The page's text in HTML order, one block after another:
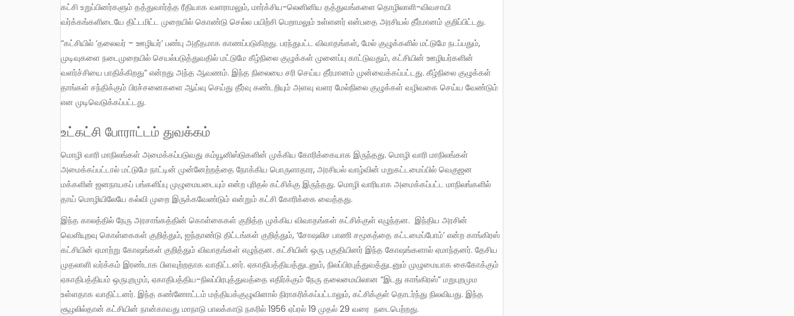
கட்சி உறுப்பினர்களும் தத்துவார்த்த ரீதியாக வளராமலும், மார்க்சிய-லெனினிய தத்துவங்களை தொழிலாளி-விவசாயி
வர்க்கங்களிடையே திட்டமிட்ட முறையில் கொண்டு செல்ல பயிற்சி பெறாமலும் உள்ளனர் என்பதை அரசியல் தீர்மானம் குறிப்பிட்டது.
“கட்சியில் ‘தலைவர் – ஊழியர்’ பண்பு அதீதமாக காணப்படுகிறது. பரந்துபட்ட விவாதங்கள், மேல் குழுக்களில் மட்டுமே நடப்பதும்,
முடிவுகளை நடைமுறையில் செயல்படுத்துவதில் மட்டுமே கீழ்நிலை குழுக்கள் முனைப்பு காட்டுவதும், கட்சியின் ஊழியர்களின்
வளர்ச்சியை பாதிக்கிறது” என்றது அந்த ஆவணம். இந்த நிலையை சரி செய்ய தீர்மானம் முன்வைக்கப்பட்டது. கீழ்நிலை குழுக்கள்
தாங்கள் சந்திக்கும் பிரச்சனைகளை ஆய்வு செய்து தீர்வு கண்டறியும் அளவு வளர மேல்நிலை குழுக்கள் வழிவகை செய்ய வேண்டும்
என முடிவெடுக்கப்பட்டது.
உட்கட்சி போராட்டம் துவக்கம்
மொழி வாரி மாநிலங்கள் அமைக்கப்படுவது கம்யூனிஸ்டுகளின் முக்கிய கோரிக்கையாக இருந்தது. மொழி வாரி மாநிலங்கள்
அமைக்கப்பட்டால் மட்டுமே நாட்டின் முன்னேற்றத்தை நோக்கிய பொருளாதார, அரசியல் வாழ்வின் மறுகட்டமைப்பில் வெகுஜன
மக்களின் ஜனநாயகப் பங்களிப்பு முழுமையடையும் என்ற புரிதல் கட்சிக்கு இருந்தது. மொழி வாரியாக அமைக்கப்பட்ட மாநிலங்களில்
தாய் மொழியிலேயே கல்வி முறை இருக்கவேண்டும் என்றும் கட்சி கோரிக்கை வைத்தது.
இந்த காலத்தில் நேரு அரசாங்கத்தின் கொள்கைகள் குறித்த முக்கிய விவாதங்கள் கட்சிக்குள் எழுந்தன. இந்திய அரசின்
வெளியுறவு கொள்கைகள் குறித்தும், ஐந்தாண்டு திட்டங்கள் குறித்தும், ‘சோஷலிச பாணி சமூகத்தை கட்டமைப்போம்’ என்ற காங்கிரஸ்
கட்சியின் ஏமாற்று கோஷங்கள் குறித்தும் விவாதங்கள் எழுந்தன. கட்சியின் ஒரு பகுதியினர் இந்த கோஷங்களால் ஏமாந்தனர். தேசிய
முதலாளி வர்க்கம் இரண்டாக பிளவுற்றதாக வாதிட்டனர். ஏகாதிபத்தியத்துடனும், நிலப்பிரபுத்துவத்துடனும் முழுமையாக கைகோக்கும்
ஏகாதிபத்தியம் ஒருபுறமும், ஏகாதிபத்திய-நிலப்பிரபுத்துவத்தை எதிர்க்கும் நேரு தலைமையிலான “இடது காங்கிரஸ்” மறுபுறமும
உள்ளதாக வாதிட்டனர். இந்த கண்ணோட்டம் மத்தியக்குழுவினால் நிராகரிக்கப்பட்டாலும், கட்சிக்குள் தொடர்ந்து நிலவியது. இந்த
சூழலில்தான் கட்சியின் நான்காவது மாநாடு பாலக்காடு நகரில் 1956 ஏப்ரல் 19 முதல் 29 வரை நடைபெற்றது.